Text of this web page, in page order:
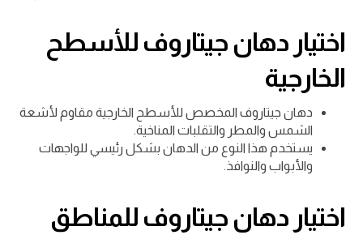
اختيار دهان جيتاروف للأسطح
الخارجية
دهان جيتاروف المخصص للأسطح الخارجية مقاوم لأشعة
الشمس والمطر والتقلبات المناخية.
يستخدم هذا النوع من الدهان بشكل رئيسي للواجهات
والأبواب والنوافذ.
اختيار دهان جيتاروف للمناطق